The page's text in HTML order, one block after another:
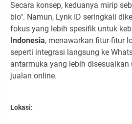
Secara konsep, keduanya mirip
bio". Namun, Lynk ID seringkali
fokus yang lebih spesifik untuk
Indonesia, menawarkan fitur-fitur
seperti integrasi langsung ke
antarmuka yang lebih disesuaikan
jualan online.
Lokasi: